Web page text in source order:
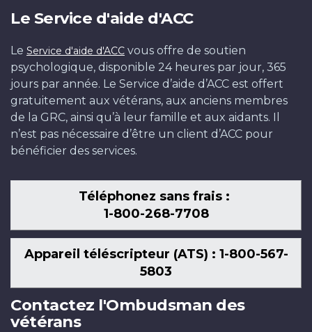
Le Service d'aide d'ACC
Le Service d'aide d'ACC vous offre de soutien
psychologique, disponible 24 heures par jour, 365
jours par année. Le Service d’aide d’ACC est offert
gratuitement aux vétérans, aux anciens membres
de la GRC, ainsi qu’à leur famille et aux aidants. Il
n’est pas nécessaire d’être un client d’ACC pour
bénéficier des services.
Téléphonez sans frais :
1-800-268-7708
Appareil téléscripteur (ATS) : 1-800-567-
5803
Contactez l'Ombudsman des
vétérans